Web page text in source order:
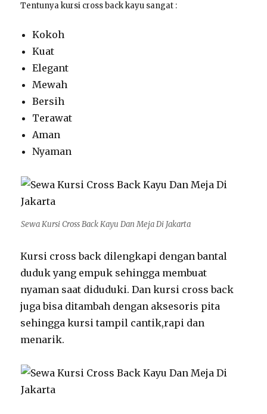
Tentunya kursi cross back kayu sangat :
Kokoh
Kuat
Elegant
Mewah
Bersih
Terawat
Aman
Nyaman
Sewa Kursi Cross Back Kayu Dan Meja Di Jakarta
Kursi cross back dilengkapi dengan bantal
duduk yang empuk sehingga membuat
nyaman saat diduduki. Dan kursi cross back
juga bisa ditambah dengan aksesoris pita
sehingga kursi tampil cantik,rapi dan
menarik.